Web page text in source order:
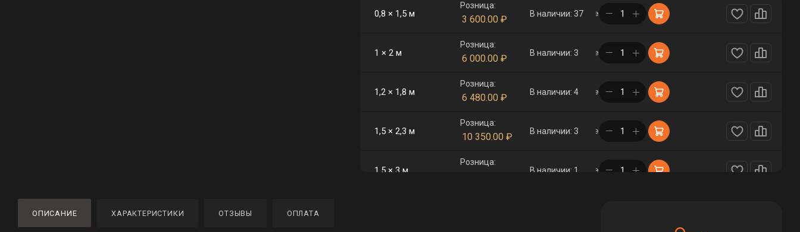
0,8 × 1,5 м
Розница:
3 600.00 ₽
В наличии: 37
в корзине
1 × 2 м
Розница:
6 000.00 ₽
В наличии: 3в корзине
1,2 × 1,8 м
Розница:
6 480.00 ₽
В наличии: 4в корзине
1,5 × 2,3 м
Розница:
10 350.00 ₽
В наличии: 3в корзине
1,5 × 3 м
Розница:
В наличии: 1в корзине
ОПИСАНИЕ ХАРАКТЕРИСТИКИ ОТЗЫВЫ ОПЛАТА